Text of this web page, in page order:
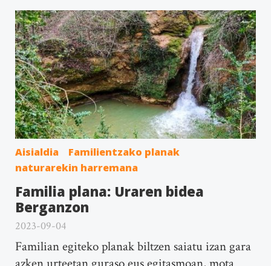
Aisialdia
Familientzako planak
naturarekin harremana
Familia plana: Uraren bidea
Berganzon
2023-09-04
Familian egiteko planak biltzen saiatu izan gara